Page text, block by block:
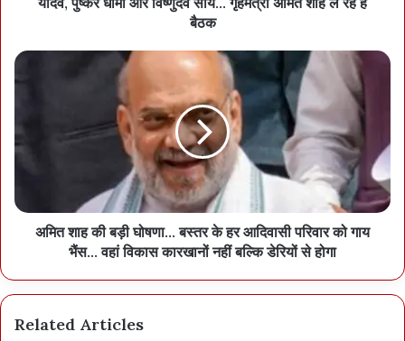
बैठक
अमित शाह की बड़ी घोषणा… बस्तर के हर आदिवासी परिवार को गाय
भैंस… वहां विकास कारखानों नहीं बल्कि डेरियों से होगा
Related Articles